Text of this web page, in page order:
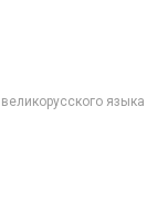
языка